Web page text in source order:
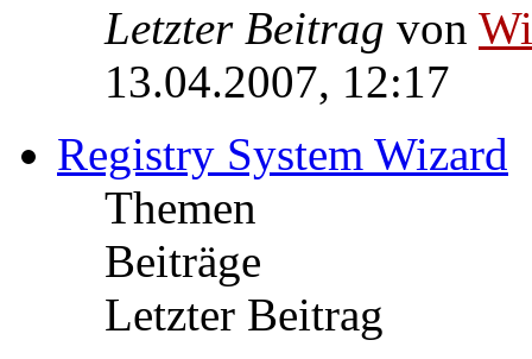
Letzter Beitrag von
13.04.2007, 12:17
Registry System Wizard
Themen
Beiträge
Letzter Beitrag